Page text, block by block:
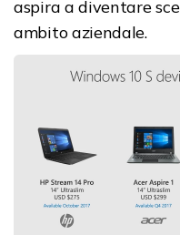
aspira a diventare
ambito aziendale.